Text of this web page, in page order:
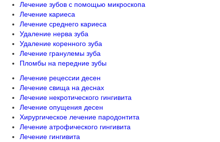
Лечение зубов с помощью микроскопа
Лечение кариеса
Лечение среднего кариеса
Удаление нерва зуба
Удаление коренного зуба
Лечение гранулемы зуба
Пломбы на передние зубы
Лечение рецессии десен
Лечение свища на деснах
Лечение некротического гингивита
Лечение опущения десен
Хирургическое лечение пародонтита
Лечение атрофического гингивита
Лечение гингивита